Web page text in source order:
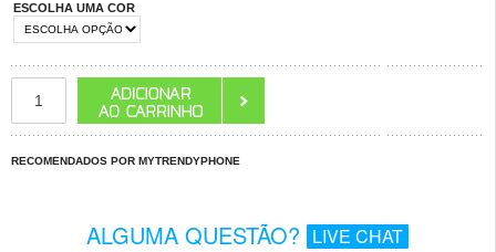
ESCOLHA UMA COR
RECOMENDADOS POR MYTRENDYPHONE
ALGUMA QUESTÃO? LIVE CHAT